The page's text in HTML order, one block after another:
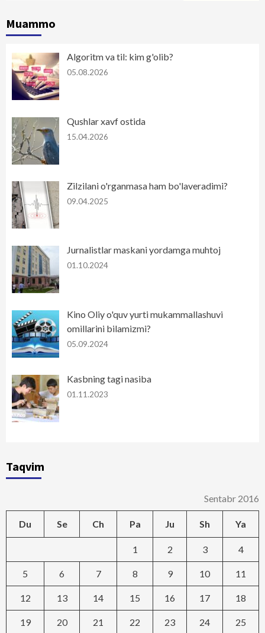
Muammo
Algoritm va til: kim g'olib?
05.08.2026
Qushlar xavf ostida
15.04.2026
Zilzilani o'rganmasa ham bo'laveradimi?
09.04.2025
Jurnalistlar maskani yordamga muhtoj
01.10.2024
Kino Oliy o'quv yurti mukammallashuvi
omillarini bilamizmi?
05.09.2024
Kasbning tagi nasiba
01.11.2023
Taqvim
Sentabr 2016
Du Se Ch Pa Ju Sh Ya
1 2 3 4
5 6 7 8 9 10 11
12 13 14 15 16 17 18
19 20 21 22 23 24 25